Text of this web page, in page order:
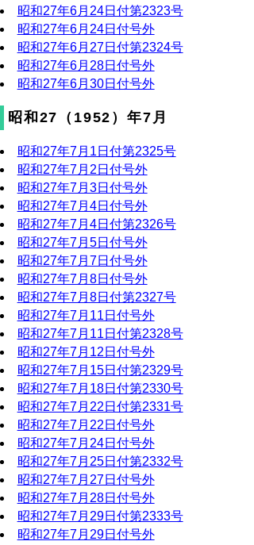
昭和27年6月24日付第2323号
昭和27年6月24日付号外
昭和27年6月27日付第2324号
昭和27年6月28日付号外
昭和27年6月30日付号外
昭和27（1952）年7月
昭和27年7月1日付第2325号
昭和27年7月2日付号外
昭和27年7月3日付号外
昭和27年7月4日付号外
昭和27年7月4日付第2326号
昭和27年7月5日付号外
昭和27年7月7日付号外
昭和27年7月8日付号外
昭和27年7月8日付第2327号
昭和27年7月11日付号外
昭和27年7月11日付第2328号
昭和27年7月12日付号外
昭和27年7月15日付第2329号
昭和27年7月18日付第2330号
昭和27年7月22日付第2331号
昭和27年7月22日付号外
昭和27年7月24日付号外
昭和27年7月25日付第2332号
昭和27年7月27日付号外
昭和27年7月28日付号外
昭和27年7月29日付第2333号
昭和27年7月29日付号外